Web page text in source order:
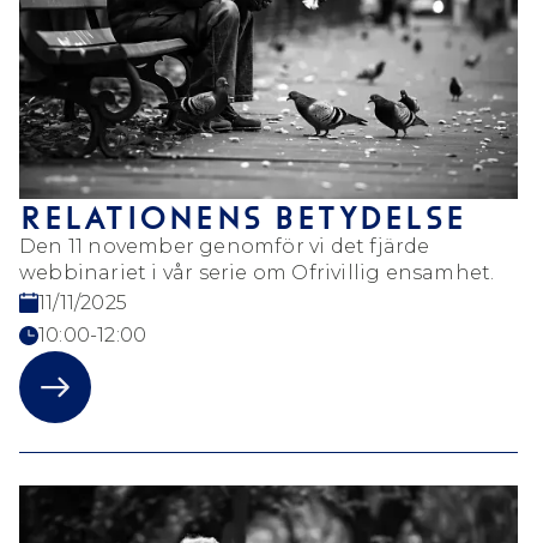
RELATIONENS BETYDELSE
Den 11 november genomför vi det fjärde
webbinariet i vår serie om Ofrivillig ensamhet.
11/11/2025
10:00-12:00